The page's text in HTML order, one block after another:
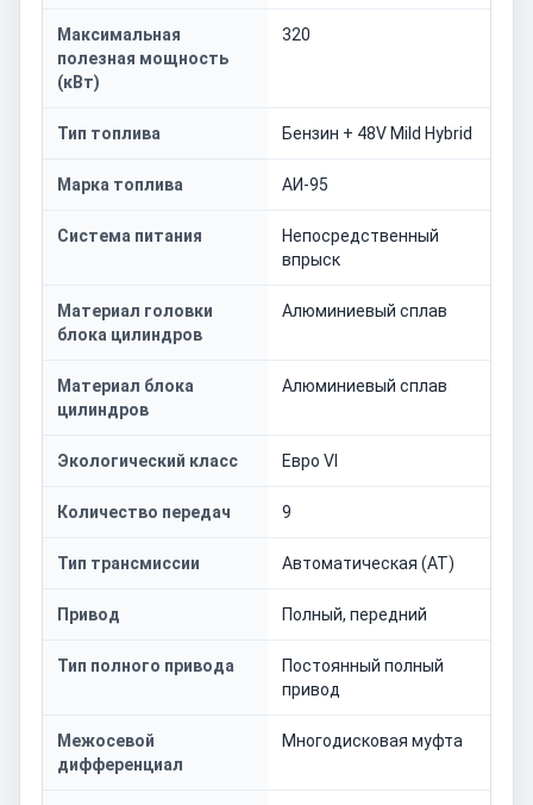
Максимальная
полезная мощность
(кВт)
320
Тип топлива Бензин + 48V Mild Hybrid
Марка топлива АИ-95
Система питания
Непосредственный
впрыск
Материал головки
блока цилиндров
Алюминиевый сплав
Материал блока
цилиндров
Алюминиевый сплав
Экологический класс Евро VI
Количество передач 9
Тип трансмиссии Автоматическая (AT)
Привод Полный, передний
Тип полного привода
Постоянный полный
привод
Межосевой
дифференциал
Многодисковая муфта